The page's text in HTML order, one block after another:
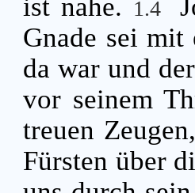
ist nahe. 1.4
Gnade sei
da war und
vor seinem
treuen
Fürsten über